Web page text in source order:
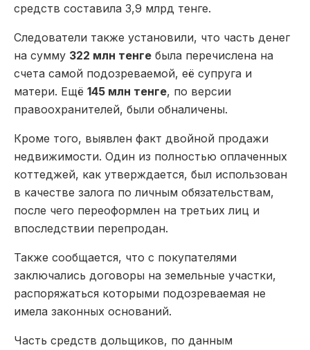
средств составила 3,9 млрд тенге.
Следователи также установили, что часть денег
на сумму 322 млн тенге была перечислена на
счета самой подозреваемой, её супруга и
матери. Ещё 145 млн тенге, по версии
правоохранителей, были обналичены.
Кроме того, выявлен факт двойной продажи
недвижимости. Один из полностью оплаченных
коттеджей, как утверждается, был использован
в качестве залога по личным обязательствам,
после чего переоформлен на третьих лиц и
впоследствии перепродан.
Также сообщается, что с покупателями
заключались договоры на земельные участки,
распоряжаться которыми подозреваемая не
имела законных оснований.
Часть средств дольщиков, по данным